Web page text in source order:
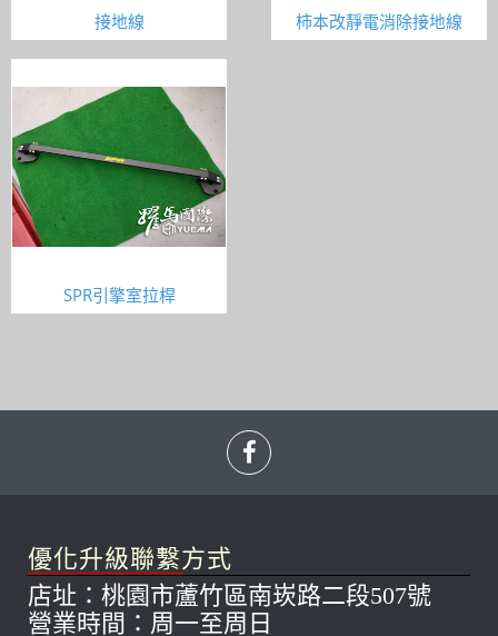
接地線 柿本改靜電消除接地線
SPR引擎室拉桿
優化升級聯繫方式
店址：桃園市蘆竹區南崁路二段507號
營業時間：周一至周日